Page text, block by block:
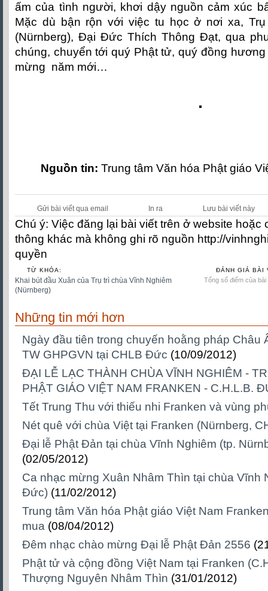
ấm của tình người, khơi dậy nguồn cảm xúc
Mặc dù bận rộn với việc tu học ở nơi xa,
(Nürnberg), Đại Đức Thích Thông Đạt, qua
chúng, chuyển tới quý Phật tử, quý đồng
mừng năm mới…
Nguồn tin: Trung tâm Văn hóa Phật giáo
Gửi bài viết qua email In ra Lưu bài viết này
Chú ý: Việc đăng lại bài viết trên ở website
thông khác mà không ghi rõ nguồn http://
quyền
TỪ KHÓA:
Khai bút đầu Xuân của Trụ trì chùa Vĩnh Nghiêm
(Nürnberg)
ĐÁNH GIÁ BÀI
Tổng số điểm của
Những tin mới hơn
Ngày đầu tiên trong chuyến hoằng pháp
TW GHPGVN tại CHLB Đức (10/09/2012)
ĐẠI LỄ LẠC THÀNH CHÙA VĨNH NGHIÊM -
PHẬT GIÁO VIỆT NAM FRANKEN - C.H.L.B.
Tết Trung Thu với thiếu nhi Franken và vùng
Nét quê với chùa Việt tại Franken (Nürnberg,
Đại lễ Phật Đản tại chùa Vĩnh Nghiêm (tp.
(02/05/2012)
Ca nhạc mừng Xuân Nhâm Thìn tại chùa Vĩnh
Đức) (11/02/2012)
Trung tâm Văn hóa Phật giáo Việt Nam
mua (08/04/2012)
Đêm nhạc chào mừng Đại lễ Phật Đản 2556
Phật tử và cộng đồng Việt Nam tại Franken
Thượng Nguyên Nhâm Thìn (31/01/2012)